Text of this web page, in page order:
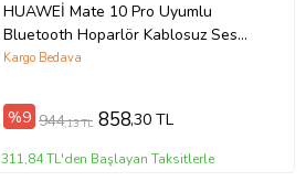
HUAWEİ Mate 10 Pro Uyumlu
Bluetooth Hoparlör Kablosuz Ses
Bombası Speaker (Kırmızı)
Kargo Bedava
%9 944,13 TL 858,30 TL
311,84 TL'den Başlayan Taksitlerle